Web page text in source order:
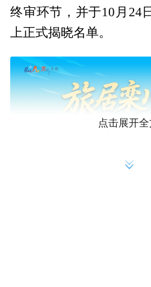
终审环节，并于10月24
上正式揭晓名单。
点击展开全